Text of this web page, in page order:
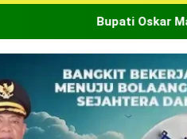
Bupati Oskar Manoppo Tinjau